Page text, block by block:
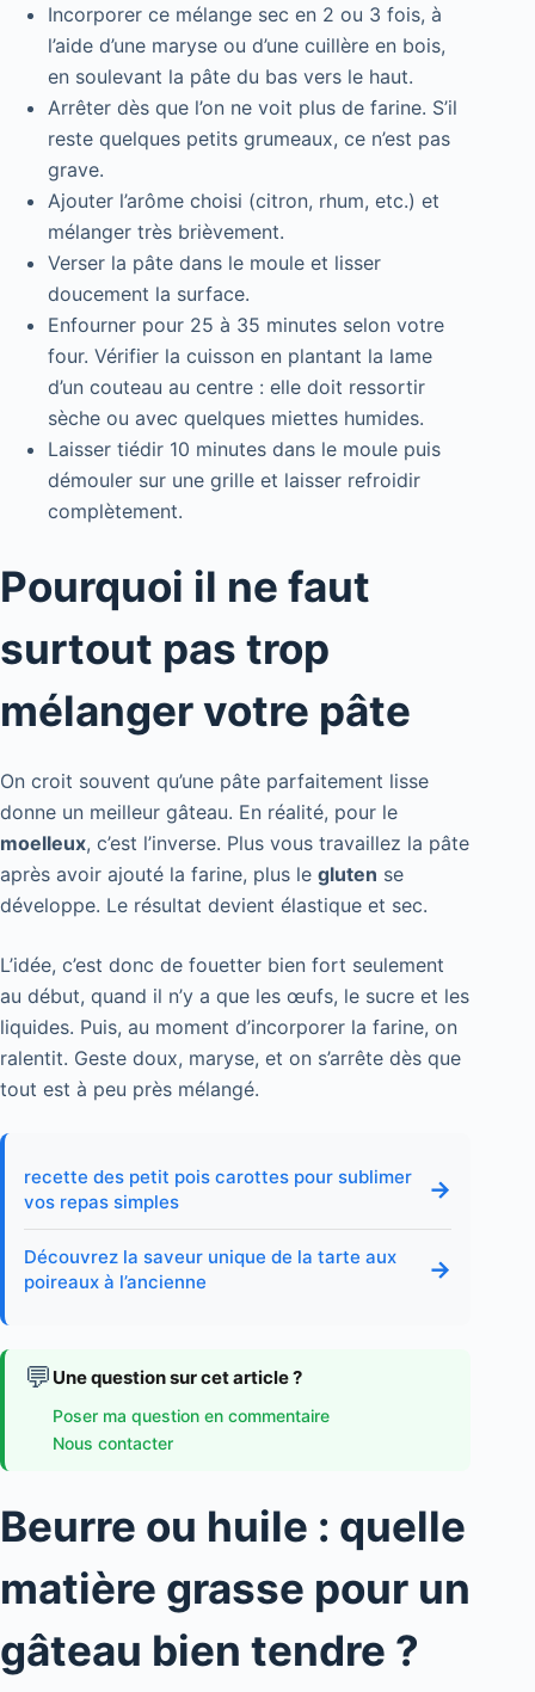
Incorporer ce mélange sec en 2 ou 3 fois, à
l’aide d’une maryse ou d’une cuillère en bois,
en soulevant la pâte du bas vers le haut.
Arrêter dès que l’on ne voit plus de farine. S’il
reste quelques petits grumeaux, ce n’est pas
grave.
Ajouter l’arôme choisi (citron, rhum, etc.) et
mélanger très brièvement.
Verser la pâte dans le moule et lisser
doucement la surface.
Enfourner pour 25 à 35 minutes selon votre
four. Vérifier la cuisson en plantant la lame
d’un couteau au centre : elle doit ressortir
sèche ou avec quelques miettes humides.
Laisser tiédir 10 minutes dans le moule puis
démouler sur une grille et laisser refroidir
complètement.
Pourquoi il ne faut
surtout pas trop
mélanger votre pâte
On croit souvent qu’une pâte parfaitement lisse
donne un meilleur gâteau. En réalité, pour le
moelleux, c’est l’inverse. Plus vous travaillez la pâte
après avoir ajouté la farine, plus le gluten se
développe. Le résultat devient élastique et sec.
L’idée, c’est donc de fouetter bien fort seulement
au début, quand il n’y a que les œufs, le sucre et les
liquides. Puis, au moment d’incorporer la farine, on
ralentit. Geste doux, maryse, et on s’arrête dès que
tout est à peu près mélangé.
recette des petit pois carottes pour sublimer
vos repas simples
→
Découvrez la saveur unique de la tarte aux
poireaux à l’ancienne
→
💬 Une question sur cet article ?
Poser ma question en commentaire
Nous contacter
Beurre ou huile : quelle
matière grasse pour un
gâteau bien tendre ?